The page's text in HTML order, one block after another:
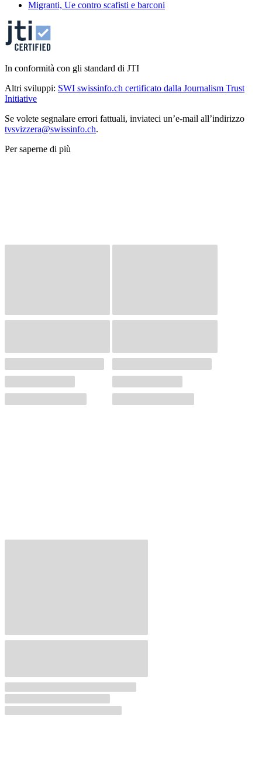
Migranti, Ue contro scafisti e barconi
In conformità con gli standard di JTI
Altri sviluppi: SWI swissinfo.ch certificato dalla Journalism Trust
Initiative
Se volete segnalare errori fattuali, inviateci un’e-mail all’indirizzo
tvsvizzera@swissinfo.ch.
Per saperne di più